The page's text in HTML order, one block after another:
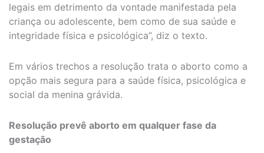
legais em detrimento da vontade manifestada pela
criança ou adolescente, bem como de sua saúde e
integridade física e psicológica”, diz o texto.
Em vários trechos a resolução trata o aborto como a
opção mais segura para a saúde física, psicológica e
social da menina grávida.
Resolução prevê aborto em qualquer fase da
gestação